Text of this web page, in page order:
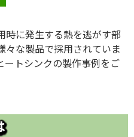
時に発生する熱を逃がす部
々な製品で採用されていま
ートシンクの製作事例をご